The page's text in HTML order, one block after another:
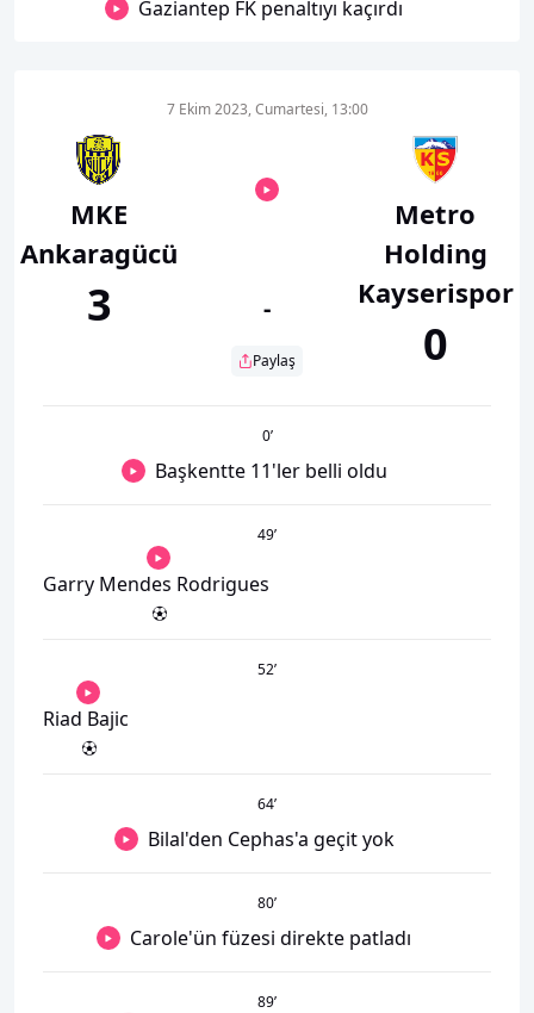
Gaziantep FK penaltıyı kaçırdı
MKE
Ankaragücü
3
7 Ekim 2023, Cumartesi, 13:00
-
Paylaş
Metro
Holding
Kayserispor
0
0’
Başkentte 11'ler belli oldu
49’
Garry Mendes Rodrigues
52’
Riad Bajic
64’
Bilal'den Cephas'a geçit yok
80’
Carole'ün füzesi direkte patladı
89’